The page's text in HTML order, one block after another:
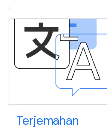
Terjemahan